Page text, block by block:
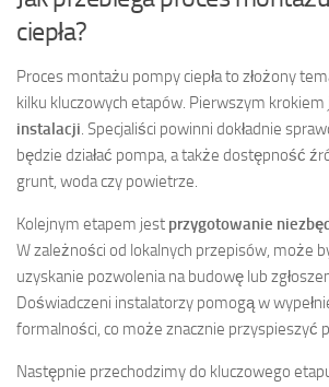
ciepła?
Proces montażu pompy ciepła to złożony
kilku kluczowych etapów. Pierwszym krokiem
instalacji. Specjaliści powinni dokładnie
będzie działać pompa, a także dostępność
grunt, woda czy powietrze.
Kolejnym etapem jest przygotowanie
W zależności od lokalnych przepisów, może
uzyskanie pozwolenia na budowę lub
Doświadczeni instalatorzy pomogą w
formalności, co może znacznie przyspieszyć
Następnie przechodzimy do kluczowego